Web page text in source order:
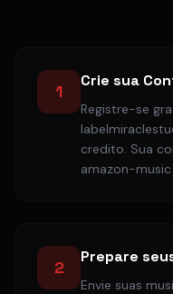
1
Crie sua
Registre-se
credito. Sua
amazon-
2
Prepare
Envie suas